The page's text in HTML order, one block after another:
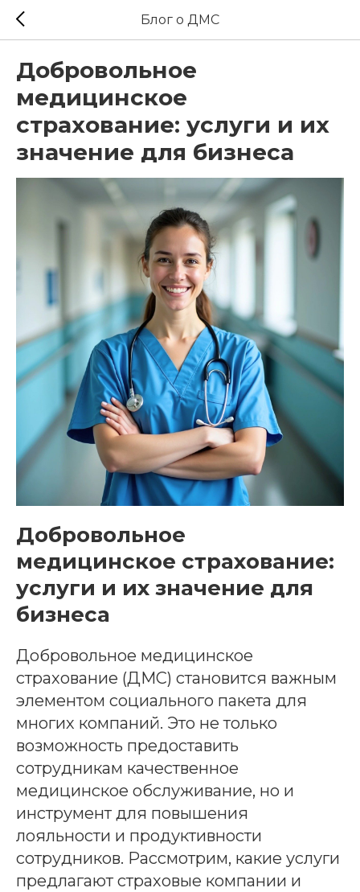
Блог о ДМС
Добровольное
медицинское
страхование: услуги и их
значение для бизнеса
Добровольное
медицинское страхование:
услуги и их значение для
бизнеса
Добровольное медицинское
страхование (ДМС) становится важным
элементом социального пакета для
многих компаний. Это не только
возможность предоставить
сотрудникам качественное
медицинское обслуживание, но и
инструмент для повышения
лояльности и продуктивности
сотрудников. Рассмотрим, какие услуги
предлагают страховые компании и